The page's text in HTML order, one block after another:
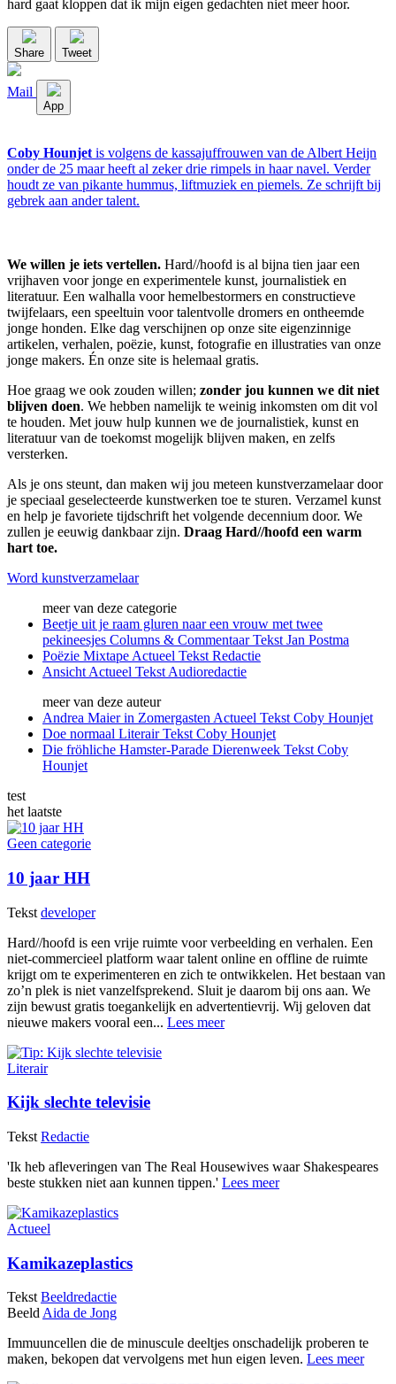
hard gaat kloppen dat ik mijn eigen gedachten niet meer hoor.
Share Tweet
Mail
App
Coby Hounjet is volgens de kassajuffrouwen van de Albert Heijn
onder de 25 maar heeft al zeker drie rimpels in haar navel. Verder
houdt ze van pikante hummus, liftmuziek en piemels. Ze schrijft bij
gebrek aan ander talent.
We willen je iets vertellen. Hard//hoofd is al bijna tien jaar een
vrijhaven voor jonge en experimentele kunst, journalistiek en
literatuur. Een walhalla voor hemelbestormers en constructieve
twijfelaars, een speeltuin voor talentvolle dromers en ontheemde
jonge honden. Elke dag verschijnen op onze site eigenzinnige
artikelen, verhalen, poëzie, kunst, fotografie en illustraties van onze
jonge makers. Én onze site is helemaal gratis.
Hoe graag we ook zouden willen; zonder jou kunnen we dit niet
blijven doen. We hebben namelijk te weinig inkomsten om dit vol
te houden. Met jouw hulp kunnen we de journalistiek, kunst en
literatuur van de toekomst mogelijk blijven maken, en zelfs
versterken.
Als je ons steunt, dan maken wij jou meteen kunstverzamelaar door
je speciaal geselecteerde kunstwerken toe te sturen. Verzamel kunst
en help je favoriete tijdschrift het volgende decennium door. We
zullen je eeuwig dankbaar zijn. Draag Hard//hoofd een warm
hart toe.
Word kunstverzamelaar
meer van deze categorie
Beetje uit je raam gluren naar een vrouw met twee
pekineesjes Columns & Commentaar Tekst Jan Postma
Poëzie Mixtape Actueel Tekst Redactie
Ansicht Actueel Tekst Audioredactie
meer van deze auteur
Andrea Maier in Zomergasten Actueel Tekst Coby Hounjet
Doe normaal Literair Tekst Coby Hounjet
Die fröhliche Hamster-Parade Dierenweek Tekst Coby
Hounjet
test
het laatste
Geen categorie
10 jaar HH
Tekst developer
Hard//hoofd is een vrije ruimte voor verbeelding en verhalen. Een
niet-commercieel platform waar talent online en offline de ruimte
krijgt om te experimenteren en zich te ontwikkelen. Het bestaan van
zo’n plek is niet vanzelfsprekend. Sluit je daarom bij ons aan. We
zijn bewust gratis toegankelijk en advertentievrij. Wij geloven dat
nieuwe makers vooral een... Lees meer
Literair
Kijk slechte televisie
Tekst Redactie
'Ik heb afleveringen van The Real Housewives waar Shakespeares
beste stukken niet aan kunnen tippen.' Lees meer
Actueel
Kamikazeplastics
Tekst Beeldredactie
BeeldAida de Jong
Immuuncellen die de minuscule deeltjes onschadelijk proberen te
maken, bekopen dat vervolgens met hun eigen leven. Lees meer